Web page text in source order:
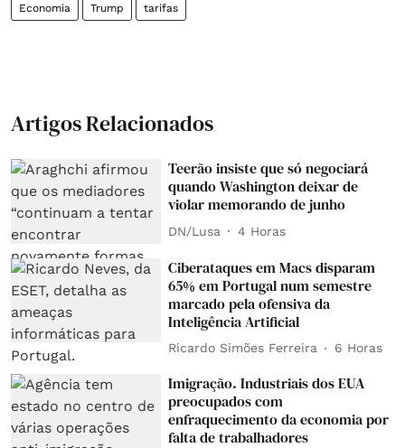
Economia Trump tarifas
Artigos Relacionados
Teerão insiste que só negociará
quando Washington deixar de
violar memorando de junho
DN/Lusa 4 Horas
Ciberataques em Macs disparam
65% em Portugal num semestre
marcado pela ofensiva da
Inteligência Artificial
Ricardo Simões Ferreira 6 Horas
Imigração. Industriais dos EUA
preocupados com
enfraquecimento da economia por
falta de trabalhadores